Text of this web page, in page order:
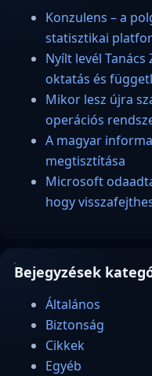
Konzulens – a
statisztikai
Nyílt levél
oktatás és
Mikor lesz újra
operációs
A magyar
megtisztítása
Microsoft
hogy
Bejegyzések
Általános
Biztonság
Cikkek
Egyéb